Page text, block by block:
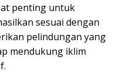
penting untuk
sesuai dengan
pelindungan yang
mendukung iklim